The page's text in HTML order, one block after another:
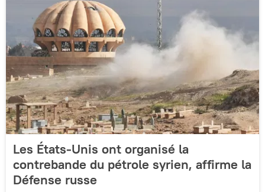
Les États-Unis ont organisé la
contrebande du pétrole syrien, affirme la
Défense russe